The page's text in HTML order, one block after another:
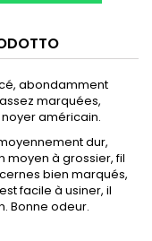
abondamment
marquées,
américain.
dur,
moyen à grossier, fil
bien marqués,
facile à usiner, il
Bonne odeur.